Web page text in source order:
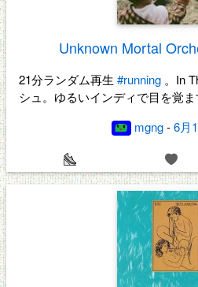
Unknown Mortal
21分ランダム再生 #running 。In
シュ。ゆるいインディで目を覚ま
mgng-6月